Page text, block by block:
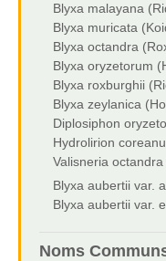
Blyxa malayana
Blyxa muricata
Blyxa octandra
Blyxa oryzetorum
Blyxa roxburghii
Blyxa zeylanica
Diplosiphon
Hydrolirion
Valisneria
Blyxa aubertii var.
Blyxa aubertii var.
Noms